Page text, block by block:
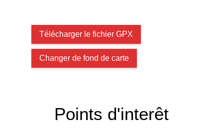
Télécharger le fichier GPX
Changer de fond de carte
Points d'interêt